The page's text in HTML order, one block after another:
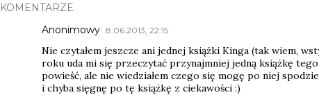
KOMENTARZE
Anonimowy 8.06.2013, 22:15
Nie czytałem jeszcze ani jednej książki Kinga (tak wiem,
roku uda mi się przeczytać przynajmniej jedną książkę tego
powieść, ale nie wiedziałem czego się mogę po niej
i chyba sięgnę po tę książkę z ciekawości :)